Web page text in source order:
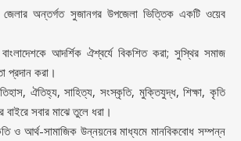
জেলার অন্তর্গত সুজানগর উপজেলা ভিত্তিক একটি ওয়েব
আদর্শিক ঐশ্বর্যে বিকশিত করা; সুস্থির সমাজ
প্রদান করা।
ঐতিহ্য, সাহিত্য, সংস্কৃতি, মুক্তিযুদ্ধ, শিক্ষা, কৃতি
বাইরে সবার মাঝে তুলে ধরা।
ও আর্থ-সামাজিক উন্নয়নের মাধ্যমে মানবিকবোধ সম্পন্ন